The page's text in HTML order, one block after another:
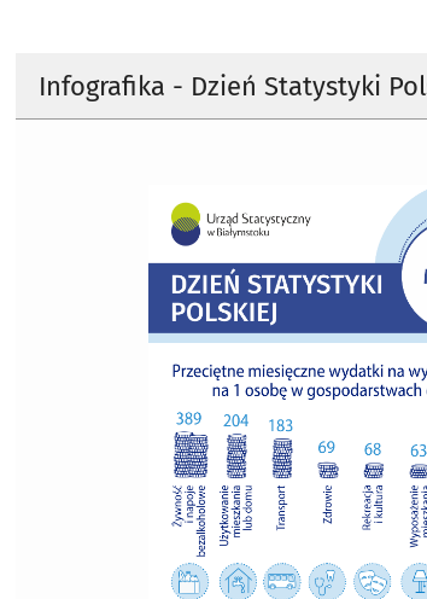
Infografika - Dzień Statystyki